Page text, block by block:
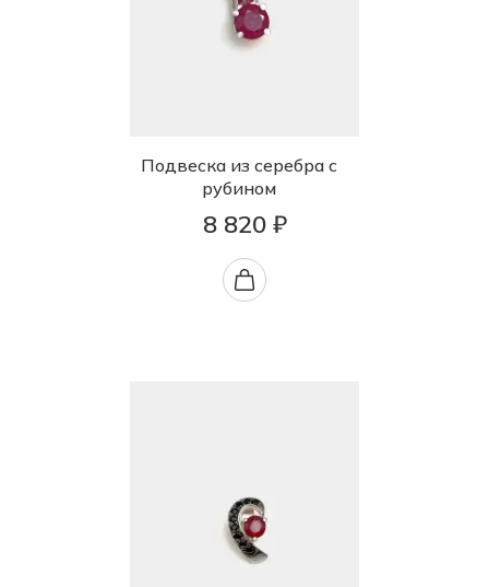
Подвеска из серебра с
рубином
8 820 ₽